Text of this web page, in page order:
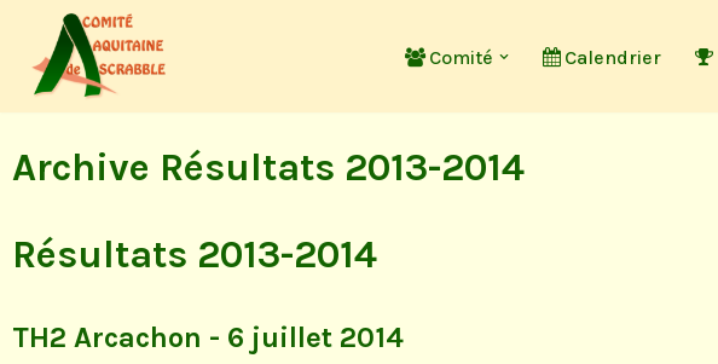
Aller
au
Comité Calendrier
Archive Résultats 2013-2014
Résultats 2013-2014
TH2 Arcachon - 6 juillet 2014